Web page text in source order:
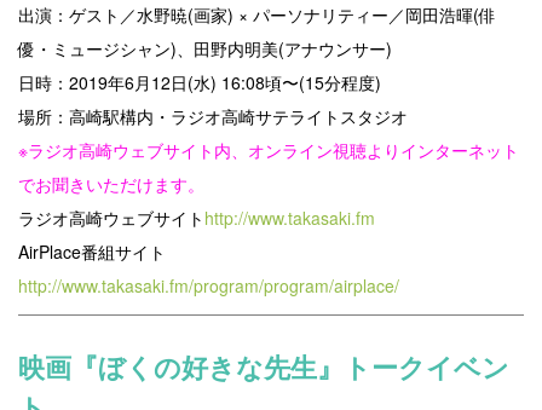
出演：ゲスト／水野暁(画家) × パーソナリティー／岡田浩暉(俳
優・ミュージシャン)、田野内明美(アナウンサー)
日時：2019年6月12日(水) 16:08頃〜(15分程度)
場所：高崎駅構内・ラジオ高崎サテライトスタジオ
※ラジオ高崎ウェブサイト内、オンライン視聴よりインターネット
でお聞きいただけます。
ラジオ高崎ウェブサイト http://www.takasaki.fm
AirPlace番組サイト
http://www.takasaki.fm/program/program/airplace/
映画『ぼくの好きな先生』トークイベン